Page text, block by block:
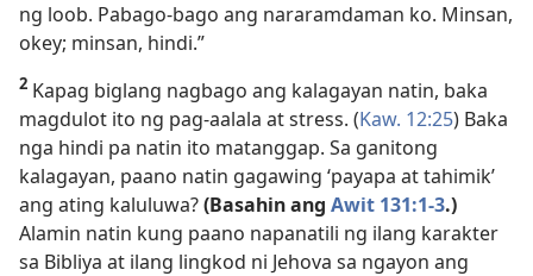
ng loob. Pabago-bago ang nararamdaman ko. Minsan,
okey; minsan, hindi.”
2 Kapag biglang nagbago ang kalagayan natin, baka
magdulot ito ng pag-aalala at stress. (Kaw. 12:25) Baka
nga hindi pa natin ito matanggap. Sa ganitong
kalagayan, paano natin gagawing ‘payapa at tahimik’
ang ating kaluluwa?(Basahin ang Awit 131:1-3.)
Alamin natin kung paano napanatili ng ilang karakter
sa Bibliya at ilang lingkod ni Jehova sa ngayon ang